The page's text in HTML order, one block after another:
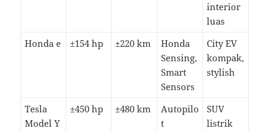
interior
luas
Honda e
±154 hp ±220 km
Honda
Sensing,
Smart
Sensors
City EV
kompak,
stylish
Tesla
Model Y
±450 hp ±480 km
Autopilo
t
SUV
listrik